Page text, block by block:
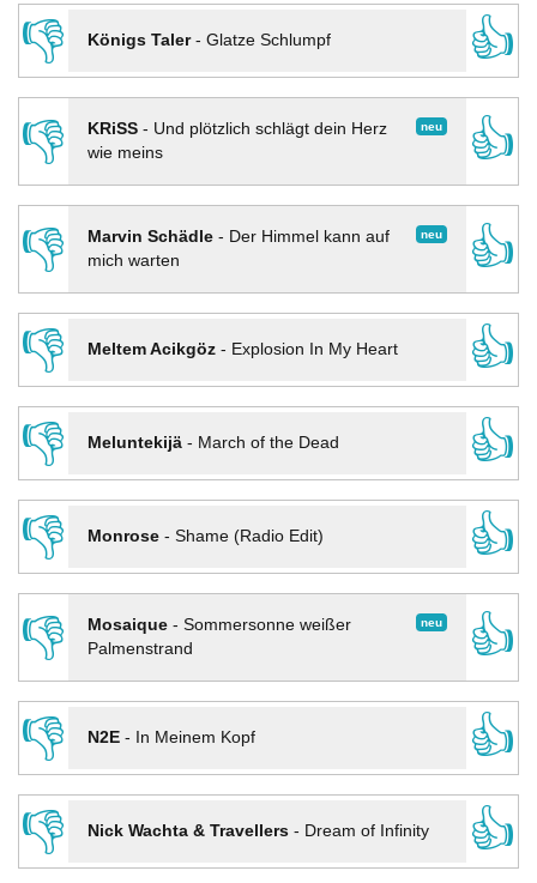
👎
Königs Taler- Glatze Schlumpf
👍
👎
neu
KRiSS- Und plötzlich schlägt dein Herz
wie meins
👍
👎 neu
Marvin Schädle- Der Himmel kann auf
mich warten
👍
👎
Meltem Acikgöz- Explosion In My Heart
👍
👎
Meluntekijä- March of the Dead
👍
👎
Monrose- Shame (Radio Edit)
👍
👎
neu
Mosaique- Sommersonne weißer
Palmenstrand
👍
👎
N2E- In Meinem Kopf
👍
👎
Nick Wachta & Travellers- Dream of Infinity
👍